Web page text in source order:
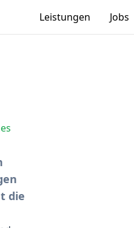
Leistungen Jobs
die